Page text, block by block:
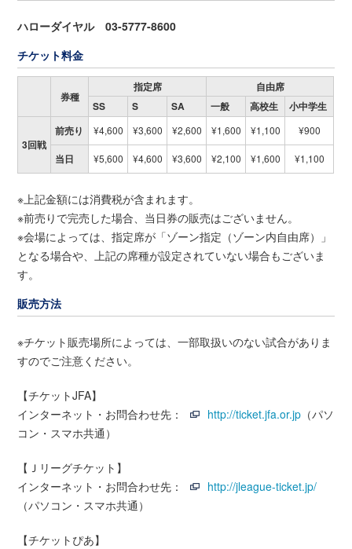
ハローダイヤル 03-5777-8600
チケット料金
券種
指定席
自由席
SS
S SA 一般 高校生 小中学生
3回戦
前売り ¥4,600 ¥3,600 ¥2,600 ¥1,600 ¥1,100 ¥900
当日 ¥5,600 ¥4,600 ¥3,600 ¥2,100 ¥1,600 ¥1,100
※上記金額には消費税が含まれます。
※前売りで完売した場合、当日券の販売はございません。
※会場によっては、指定席が「ゾーン指定（ゾーン内自由席）」
となる場合や、上記の席種が設定されていない場合もございま
す。
販売方法
※チケット販売場所によっては、一部取扱いのない試合がありま
すのでご注意ください。
【チケットJFA】
インターネット・お問合わせ先：
http://ticket.jfa.or.jp （パソ
コン・スマホ共通）
【Ｊリーグチケット】
インターネット・お問合わせ先：
http://jleague-ticket.jp/
（パソコン・スマホ共通）
【チケットぴあ】